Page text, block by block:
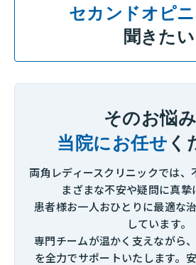
セカンドオピ
聞きたい
そのお悩み
当院にお任せ く
両角レディースクリニックでは、
まざまな不安や疑問に真摯
患者様お一人おひとりに最適な
しています。
専門チームが温かく支えながら
を全力でサポートいたします。